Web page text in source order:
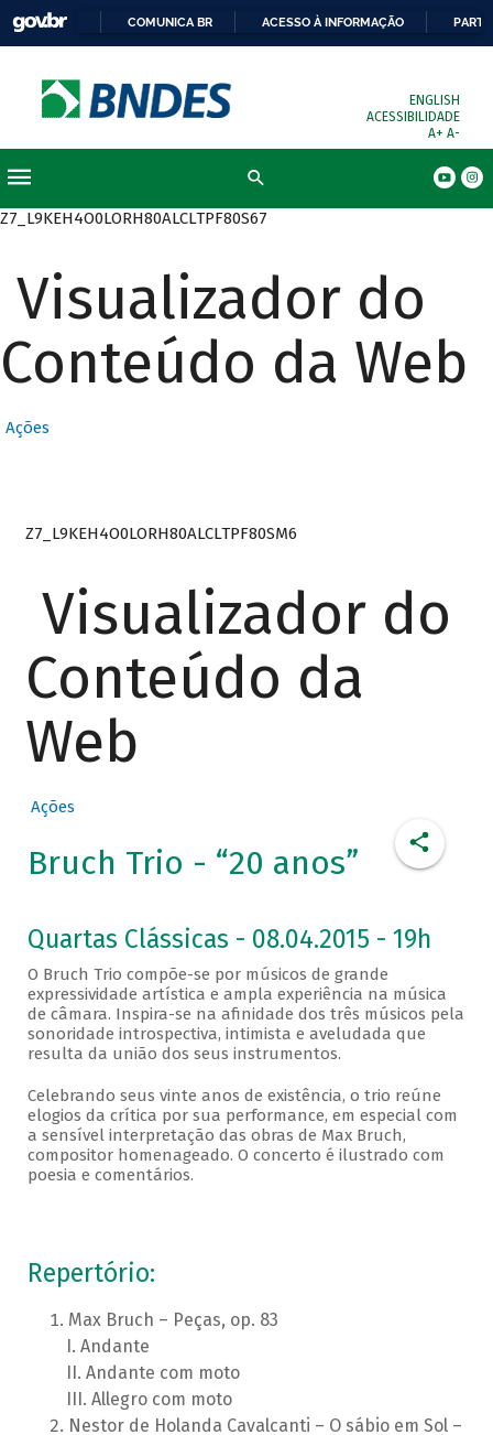
COMUNICA BR ACESSO À INFORMAÇÃO
ENGLISH
ACESSIBILIDADE
A+ A-
Z7_L9KEH4O0LORH80ALCLTPF80S67
Visualizador do
Conteúdo da Web
Ações
Z7_L9KEH4O0LORH80ALCLTPF80SM6
Visualizador do
Conteúdo da
Web
Ações
Bruch Trio - “20 anos”
Quartas Clássicas - 08.04.2015 - 19h
O Bruch Trio compõe-se por músicos de grande
expressividade artística e ampla experiência na música
de câmara. Inspira-se na afinidade dos três músicos pela
sonoridade introspectiva, intimista e aveludada que
resulta da união dos seus instrumentos.
Celebrando seus vinte anos de existência, o trio reúne
elogios da crítica por sua performance, em especial com
a sensível interpretação das obras de Max Bruch,
compositor homenageado. O concerto é ilustrado com
poesia e comentários.
Repertório:
Max Bruch – Peças, op. 83
Andante
Andante com moto
Allegro com moto
Nestor de Holanda Cavalcanti – O sábio em Sol –